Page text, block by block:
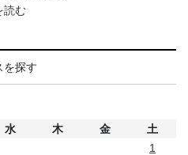
読む
を探す
水 木 金
土
1